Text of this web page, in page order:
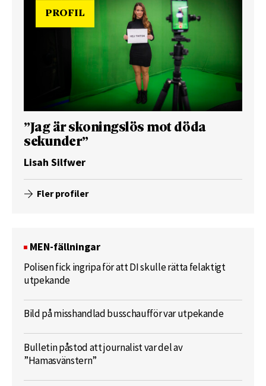
PROFIL
”Jag är skoningslös mot döda
sekunder”
Lisah Silfwer
Fler profiler
MEN-fällningar
Polisen fick ingripa för att DI skulle rätta felaktigt
utpekande
Bild på misshandlad busschaufför var utpekande
Bulletin påstod att journalist var del av
”Hamasvänstern”